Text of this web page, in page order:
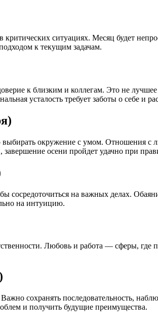
ситуациях. Месяц будет
к текущим задачам.
к близким и коллегам. Это не
усталость требует заботы о себе и
выбирать окружение с умом. Отношения
осени пройдет удачно при
сосредоточиться на важных делах.
на интуицию.
Любовь и работа — сферы,
сохранять последовательность,
и получить будущие преимущества.